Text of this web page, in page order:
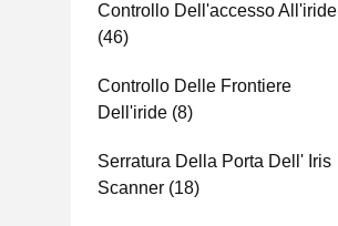
Controllo Dell'accesso All'iride
(46)
Controllo Delle Frontiere
Dell'iride (8)
Serratura Della Porta Dell' Iris
Scanner (18)